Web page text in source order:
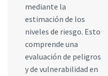
mediante la
estimación de los
niveles de riesgo. Esto
comprende una
evaluación de peligros
y de vulnerabilidad en